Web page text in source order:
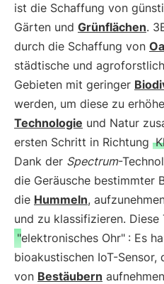
ist die Schaffung von
Gärten und Grünflächen.
durch die Schaffung von
städtische und
Gebieten mit geringer
werden, um diese zu
Technologie und Natur
ersten Schritt in Richtung
Dank der Spectrum-
die Geräusche bestimmter
die Hummeln,
und zu klassifizieren.
"elektronisches Ohr" : Es
bioakustischen IoT-Sensor,
von Bestäubern